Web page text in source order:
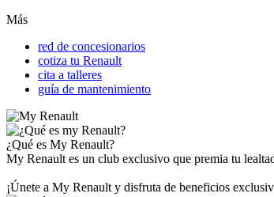
Más
red de concesionarios
cotiza tu Renault
cita a talleres
guía de mantenimiento
¿Qué es My Renault?
My Renault es un club exclusivo que premia tu
¡Únete a My Renault y disfruta de beneficios